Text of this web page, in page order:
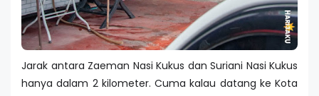
Jarak antara Zaeman Nasi Kukus dan Suriani Nasi Kukus
hanya dalam 2 kilometer. Cuma kalau datang ke Kota